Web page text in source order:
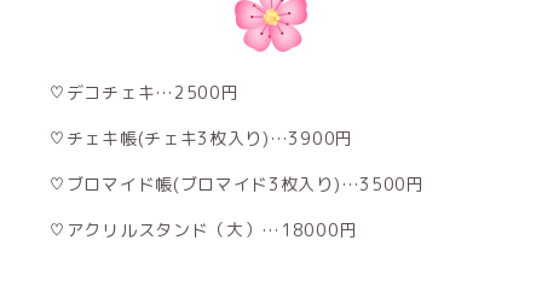
♡デコチェキ…2500円
♡チェキ帳(チェキ3枚入り)…3900円
♡ブロマイド帳(ブロマイド3枚入り)…3500円
♡アクリルスタンド（大）…18000円